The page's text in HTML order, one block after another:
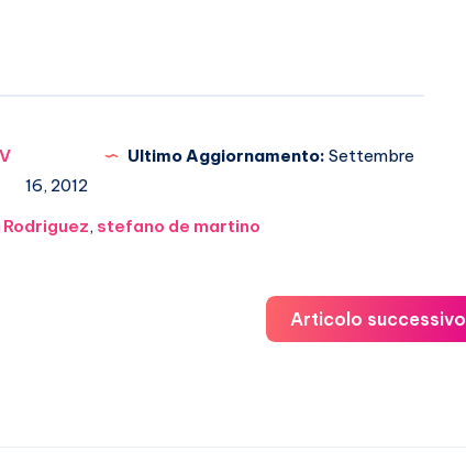
Ultimo Aggiornamento: Settembre
16, 2012
Rodriguez, stefano de martino
Articolo successivo